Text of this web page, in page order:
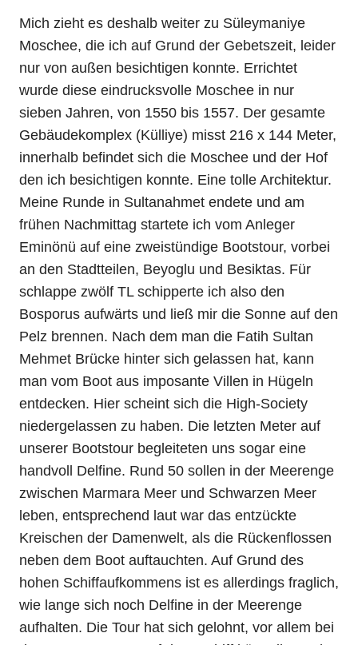
Mich zieht es deshalb weiter zu Süleymaniye
Moschee, die ich auf Grund der Gebetszeit, leider
nur von außen besichtigen konnte. Errichtet
wurde diese eindrucksvolle Moschee in nur
sieben Jahren, von 1550 bis 1557. Der gesamte
Gebäudekomplex (Külliye) misst 216 x 144 Meter,
innerhalb befindet sich die Moschee und der Hof
den ich besichtigen konnte. Eine tolle Architektur.
Meine Runde in Sultanahmet endete und am
frühen Nachmittag startete ich vom Anleger
Eminönü auf eine zweistündige Bootstour, vorbei
an den Stadtteilen, Beyoglu und Besiktas. Für
schlappe zwölf TL schipperte ich also den
Bosporus aufwärts und ließ mir die Sonne auf den
Pelz brennen. Nach dem man die Fatih Sultan
Mehmet Brücke hinter sich gelassen hat, kann
man vom Boot aus imposante Villen in Hügeln
entdecken. Hier scheint sich die High-Society
niedergelassen zu haben. Die letzten Meter auf
unserer Bootstour begleiteten uns sogar eine
handvoll Delfine. Rund 50 sollen in der Meerenge
zwischen Marmara Meer und Schwarzen Meer
leben, entsprechend laut war das entzückte
Kreischen der Damenwelt, als die Rückenflossen
neben dem Boot auftauchten. Auf Grund des
hohen Schiffaufkommens ist es allerdings fraglich,
wie lange sich noch Delfine in der Meerenge
aufhalten. Die Tour hat sich gelohnt, vor allem bei